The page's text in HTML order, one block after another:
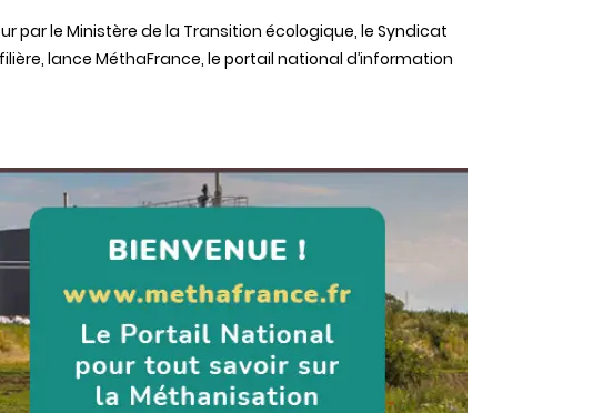
par le Ministère de la Transition écologique, le Syndicat
lance MéthaFrance, le portail national d’information